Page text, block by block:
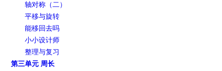
轴对称（二）
平移与旋转
能移回去吗
小小设计师
整理与复习
第三单元 周长